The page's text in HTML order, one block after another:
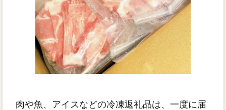
肉や魚、アイスなどの冷凍返礼品は、一度に届